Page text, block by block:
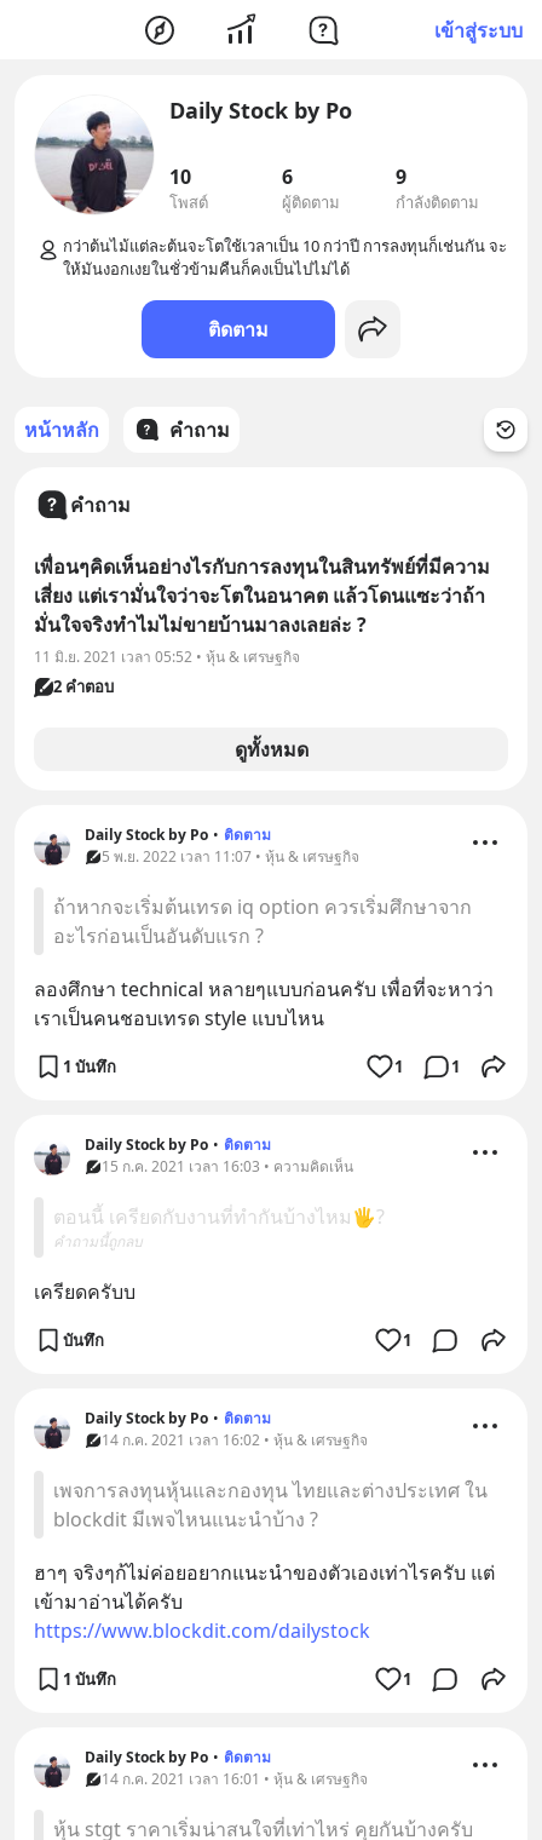
เข้าสู่ระบบ
Daily Stock by Po
10
โพสต์
6
ผู้ติดตาม
9
กำลังติดตาม
กว่าต้นไม้แต่ละต้นจะโตใช้เวลาเป็น 10 กว่าปี การลงทุนก็เช่นกัน จะ
ติดตาม
หน้าหลัก คำถาม
คำถาม
เพื่อนๆคิดเห็นอย่างไรกับการลงทุนในสินทรัพย์ที่มีความ
เสี่ยง แต่เรามั่นใจว่าจะโตในอนาคต แล้วโดนแซะว่าถ้า
มั่นใจจริงทำไมไม่ขายบ้านมาลงเลยล่ะ ?
11 มิ.ย. 2021 เวลา 05:52 • หุ้น & เศรษฐกิจ
2 คำตอบ
ดูทั้งหมด
Daily Stock by Po • ติดตาม
5 พ.ย. 2022 เวลา 11:07 • หุ้น & เศรษฐกิจ
ถ้าหากจะเริ่มต้นเทรด iq option ควรเริ่มศึกษาจาก
อะไรก่อนเป็นอันดับแรก ?
ลองศึกษา technical หลายๆแบบก่อนครับ เพื่อที่จะหาว่า
เราเป็นคนชอบเทรด style แบบไหน
1 บันทึก 1 1
Daily Stock by Po • ติดตาม
15 ก.ค. 2021 เวลา 16:03 • ความคิดเห็น
ตอนนี้ เครียดกับงานที่ทำกันบ้างไหม🖐️?
คำถามนี้ถูกลบ
เครียดครับบ
บันทึก 1
Daily Stock by Po • ติดตาม
14 ก.ค. 2021 เวลา 16:02 • หุ้น & เศรษฐกิจ
เพจการลงทุนหุ้นและกองทุน ไทยและต่างประเทศ ใน
blockdit มีเพจไหนแนะนำบ้าง ?
ฮาๆ จริงๆก้ไม่ค่อยอยากแนะนำของตัวเองเท่าไรครับ แต่
เข้ามาอ่านได้ครับ
https://www.blockdit.com/dailystock
1 บันทึก 1
Daily Stock by Po • ติดตาม
14 ก.ค. 2021 เวลา 16:01 • หุ้น & เศรษฐกิจ
หุ้น stgt ราคาเริ่มน่าสนใจที่เท่าไหร่ คุยกันบ้างครับ